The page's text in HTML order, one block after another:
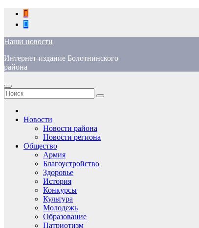
Перейти
содержимому
Наши новости
Интернет-издание Болотнинского
района
Новости
Новости района
Новости региона
Общество
Армия
Благоустройство
Здоровье
История
Конкурсы
Культура
Молодежь
Образование
Патриотизм